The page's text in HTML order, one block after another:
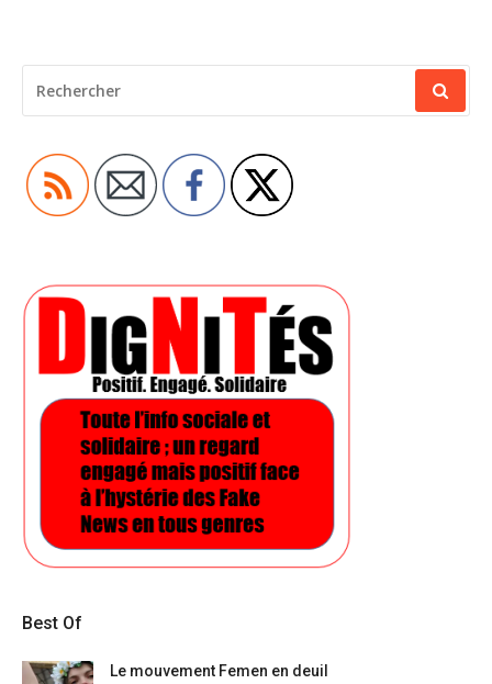
POUR
:
Best Of
Le mouvement Femen en deuil